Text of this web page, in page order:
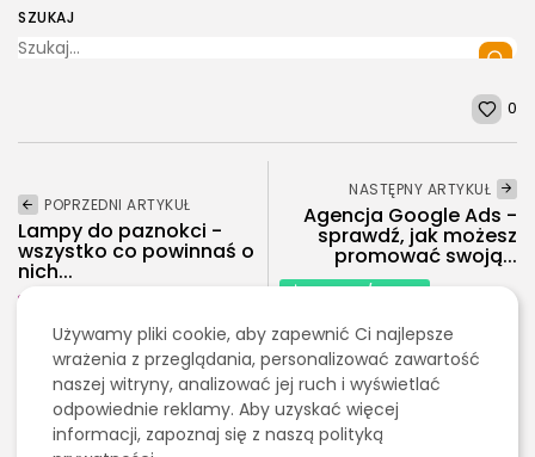
2026 - Bookini.pl Wszelkie prawa zastrzeżone.
Treści umieszczone na stornie są chronione
prawem autorskim.
SZUKAJ
0
POPRZEDNI ARTYKUŁ
Lampy do paznokci -
wszystko co powinnaś o
nich...
NASTĘPNY ARTYKUŁ
Agencja Google Ads -
sprawdź, jak możesz
promować swoją...
Finanse/Biznes
Marketing, Reklama, Media
Ostatnie artykuły:
Używamy pliki cookie, aby zapewnić Ci najlepsze
wrażenia z przeglądania, personalizować zawartość
naszej witryny, analizować jej ruch i wyświetlać
odpowiednie reklamy. Aby uzyskać więcej
informacji, zapoznaj się z naszą polityką